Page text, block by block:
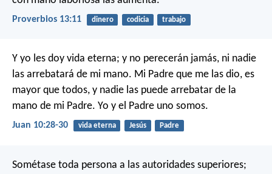
Proverbios 13:11 dinero codicia trabajo
Y yo les doy vida eterna; y no perecerán jamás, ni nadie
las arrebatará de mi mano. Mi Padre que me las dio, es
mayor que todos, y nadie las puede arrebatar de la
mano de mi Padre. Yo y el Padre uno somos.
Juan 10:28-30 vida eterna Jesús Padre
Sométase toda persona a las autoridades superiores;